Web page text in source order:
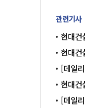
관련기사
현대건
현대건
[데일
현대건
[데일